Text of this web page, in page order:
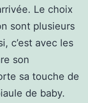
Le choix
sont plusieurs
c’est avec les
son
sa touche de
de baby.